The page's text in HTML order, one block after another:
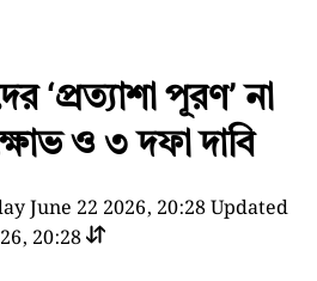
‘প্রত্যাশা পূরণ’ না
ও ৩ দফা দাবি
June 22 2026, 20:28Updated
20:28